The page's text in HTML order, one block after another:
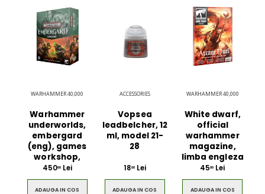
WARHAMMER 40,000
Warhammer
underworlds,
embergard
(eng), games
workshop,
45000Lei
ADAUGA IN COS
ACCESSORIES
Vopsea
leadbelcher, 12
ml, model 21-
28
1800Lei
ADAUGA IN COS
WARHAMMER 40,000
White dwarf,
official
warhammer
magazine,
limba engleza
4500 Lei
ADAUGA IN COS